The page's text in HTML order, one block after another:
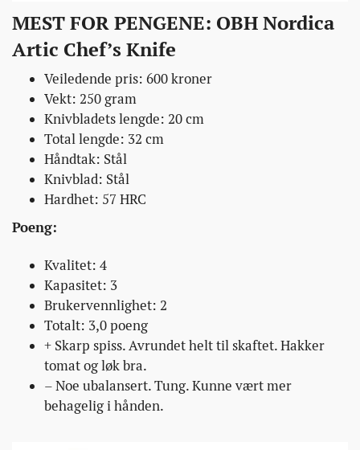
MEST FOR PENGENE: OBH Nordica
Artic Chef’s Knife
Veiledende pris: 600 kroner
Vekt: 250 gram
Knivbladets lengde: 20 cm
Total lengde: 32 cm
Håndtak: Stål
Knivblad: Stål
Hardhet: 57 HRC
Poeng:
Kvalitet: 4
Kapasitet: 3
Brukervennlighet: 2
Totalt: 3,0 poeng
+ Skarp spiss. Avrundet helt til skaftet. Hakker
tomat og løk bra.
– Noe ubalansert. Tung. Kunne vært mer
behagelig i hånden.